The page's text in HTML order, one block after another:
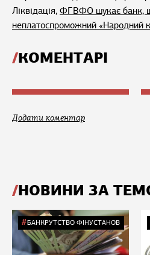
Ліквідація, ФГВФО шукає банк,
неплатоспроможний «Народний
КОМЕНТАРІ
Додати коментар
НОВИНИ ЗА
БАНКРУТСТВО ФІНУСТАНОВ